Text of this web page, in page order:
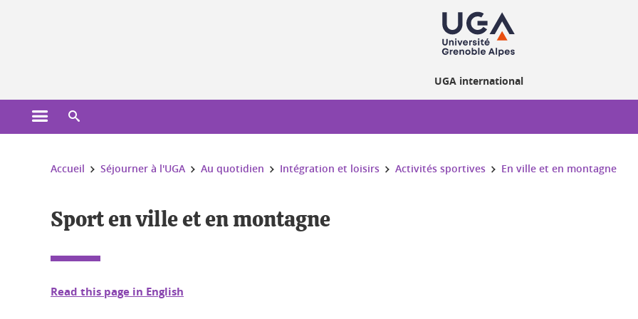
UGA international
Ouvrir le menu principal
Vous êtes ici :
Accueil Séjourner à l'UGA Au quotidien Intégration et loisirs Activités sportives En ville et en montagne
Sport en ville et en montagne
Read this page in English